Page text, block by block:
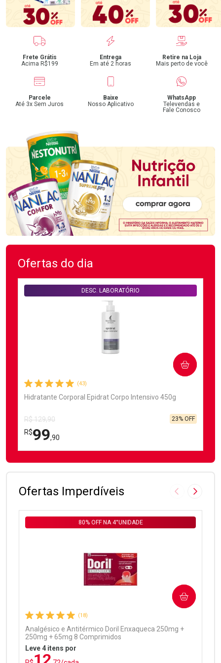
Benefícios
Frete Grátis
Acima R$199
Entrega
Em até 2 horas
Retire na Loja
Mais perto de você
Parcele
Até 3x Sem Juros
Baixe
Nosso Aplicativo
WhatsApp
Televendas e
Fale Conosco
Ofertas do dia
(43)
Hidratante Corporal Epidrat Corpo Intensivo 450g
DESC. LABORATÓRIO
R$ 129,90
R$99,90
23% OFF
COMPRAR
FECHAR
FECHAR
Ofertas Imperdíveis Imagem
(18)
Analgésico e Antitérmico Doril Enxaqueca 250mg +
250mg + 65mg 8 Comprimidos
80% OFF NA 4°UNIDADE
Leve 4 itens por
COMPRAR